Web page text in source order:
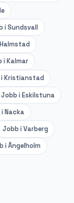
iSundsvall
Halmstad
iKalmar
Kristianstad
Jobb iEskilstuna
iNacka
Jobb iVarberg
iÄngelholm